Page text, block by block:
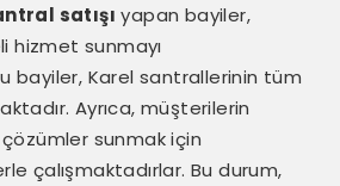
satışı yapan bayiler,
hizmet sunmayı
bayiler, Karel santrallerinin tüm
Ayrıca, müşterilerin
sunmak için
çalışmaktadırlar. Bu durum,